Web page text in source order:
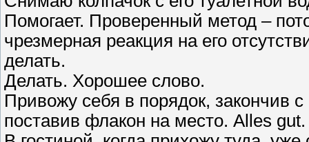
Помогает. Проверенный метод –
чрезмерная реакция на его
делать.
Делать. Хорошее слово.
Привожу себя в порядок,
поставив флакон на место. Alles gut.